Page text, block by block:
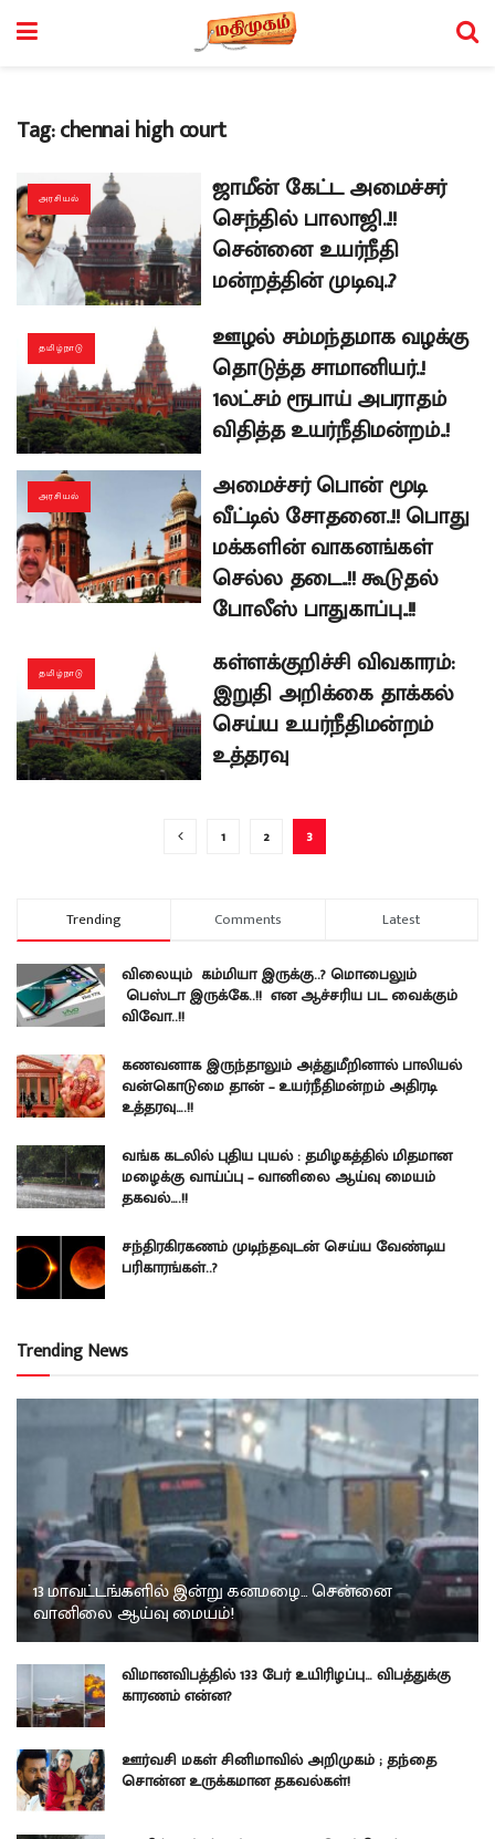
Tag:chennai high court
அரசியல்
ஜாமீன் கேட்ட அமைச்சர்
செந்தில் பாலாஜி..!!
சென்னை உயர்நீதி
மன்றத்தின் முடிவு..?
தமிழ்நாடு
ஊழல் சம்மந்தமாக வழக்கு
தொடுத்த சாமானியர்..!
1லட்சம் ரூபாய் அபராதம்
விதித்த உயர்நீதிமன்றம்..!
அரசியல்
அமைச்சர் பொன் மூடி
வீட்டில் சோதனை..!! பொது
மக்களின் வாகனங்கள்
செல்ல தடை..!! கூடுதல்
போலீஸ் பாதுகாப்பு..!!
தமிழ்நாடு
கள்ளக்குறிச்சி விவகாரம்:
இறுதி அறிக்கை தாக்கல்
செய்ய உயர்நீதிமன்றம்
உத்தரவு
1 2 3
Trending Comments Latest
விலையும் கம்மியா இருக்கு..? மொபைலும்
பெஸ்டா இருக்கே..!! என ஆச்சரிய பட வைக்கும்
விவோ..!!
கணவனாக இருந்தாலும் அத்துமீறினால் பாலியல்
வன்கொடுமை தான் – உயர்நீதிமன்றம் அதிரடி
உத்தரவு….!!
வங்க கடலில் புதிய புயல் : தமிழகத்தில் மிதமான
மழைக்கு வாய்ப்பு – வானிலை ஆய்வு மையம்
தகவல்….!!
சந்திரகிரகணம் முடிந்தவுடன் செய்ய வேண்டிய
பரிகாரங்கள்..?
Trending News
13 மாவட்டங்களில் இன்று கனமழை… சென்னை
வானிலை ஆய்வு மையம்!
விமானவிபத்தில் 133 பேர் உயிரிழப்பு… விபத்துக்கு
காரணம் என்ன?
ஊர்வசி மகள் சினிமாவில் அறிமுகம் ; தந்தை
சொன்ன உருக்கமான தகவல்கள்!